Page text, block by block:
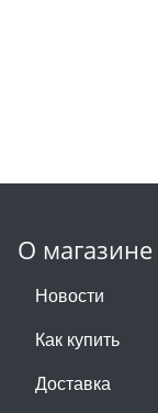
О магазине
Новости
Как купить
Доставка